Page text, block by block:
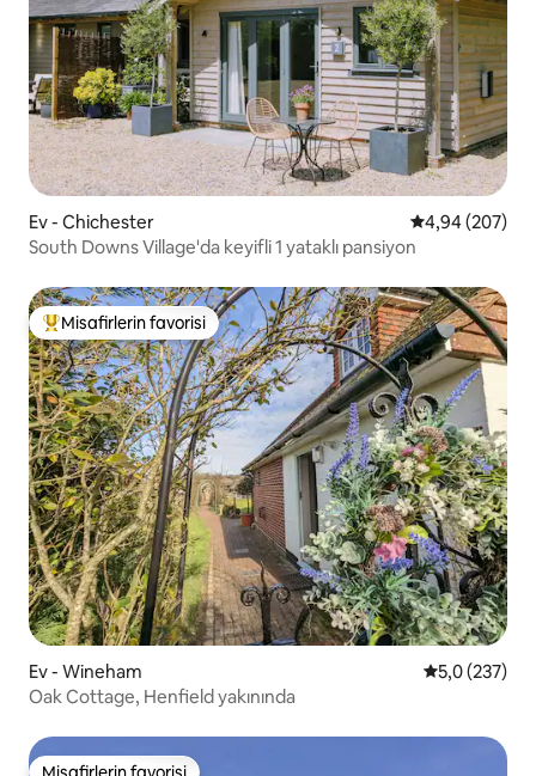
Ev - Chichester 5 üzerinden
4,94 (207)
South Downs Village'da keyifli 1 yataklı pansiyon
Misafirlerin favorilerinden en beğenilenler arasında
Misafirlerin favorisi
Ev - Wineham 5 üzerinden
5,0 (237)
Oak Cottage, Henfield yakınında